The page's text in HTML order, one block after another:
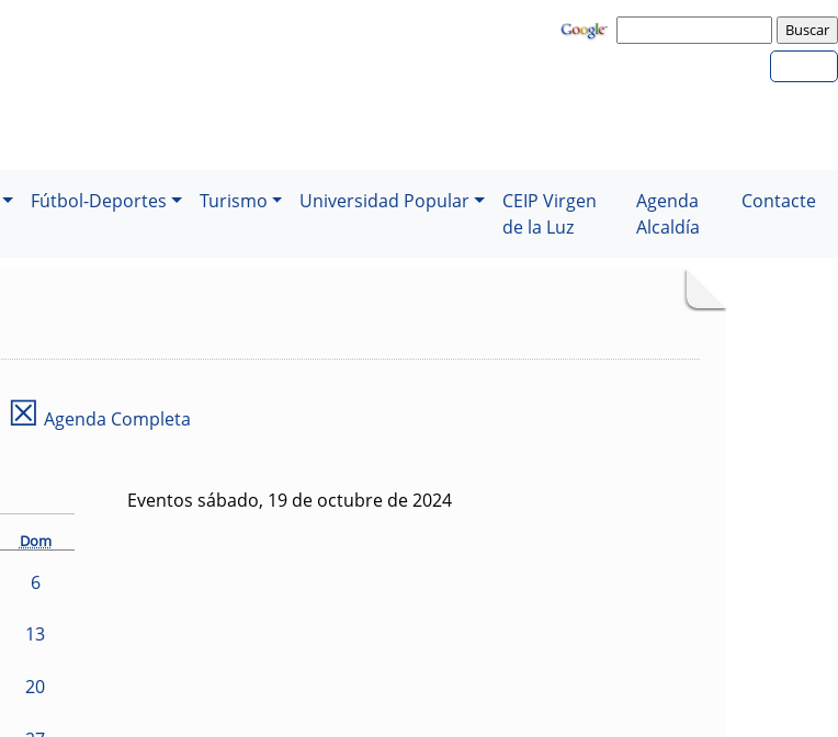
Fútbol-Deportes Turismo Universidad Popular
CEIP Virgen
de la Luz
Agenda
Alcaldía
Contacte
☒ Agenda Completa
Dom
6
13
20
Eventos sábado, 19 de octubre de 2024